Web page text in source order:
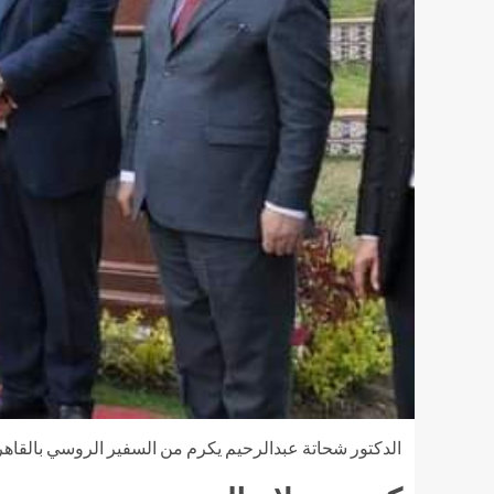
الدكتور شحاتة عبدالرحيم يكرم من السفير الروسي